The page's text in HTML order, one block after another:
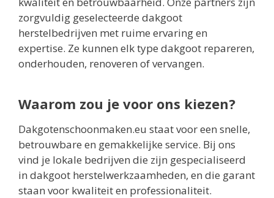
zorgvuldig geselecteerde dakgoot
herstelbedrijven met ruime ervaring en
expertise. Ze kunnen elk type dakgoot repareren,
onderhouden, renoveren of vervangen.
Waarom zou je voor ons kiezen?
Dakgotenschoonmaken.eu staat voor een snelle,
betrouwbare en gemakkelijke service. Bij ons
vind je lokale bedrijven die zijn gespecialiseerd
in dakgoot herstelwerkzaamheden, en die garant
staan voor kwaliteit en professionaliteit.